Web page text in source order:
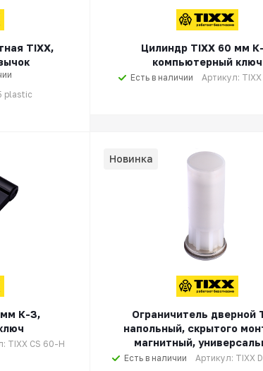
TIXX,
plastic
Цилиндр TIXX 60 мм
компьютерный ключ
Есть в наличии Артикул:
мм К-З,
TIXX CS 60-H
Новинка
Ограничитель дверной
напольный, скрытого
магнитный,
Есть в наличии Артикул: TIXX